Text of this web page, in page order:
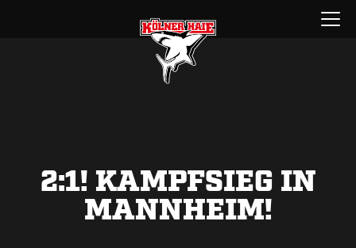
Menü
öffnen
2:1! KAMPFSIEG IN
MANNHEIM!